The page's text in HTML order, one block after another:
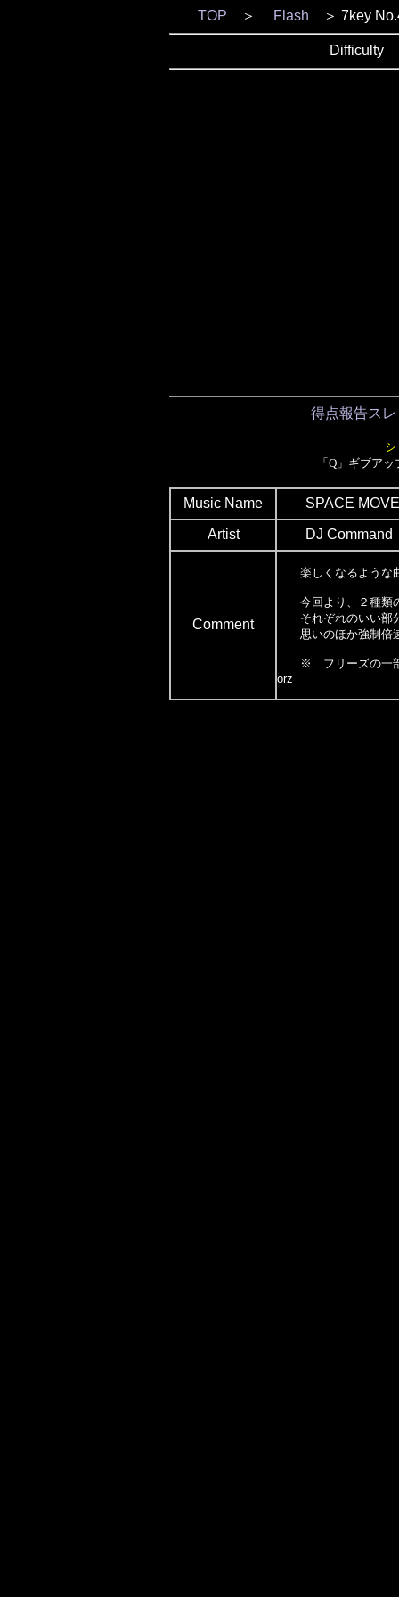
TOP ＞ Flash ＞ 7key
得点報告スレ
「Q」ギブア
Music Name SPACE
Artist DJ
Comment
楽しくなるような曲
今回より、２種類
それぞれのいい部分
思いのほか強制倍速
※ フリーズの一部で
orz